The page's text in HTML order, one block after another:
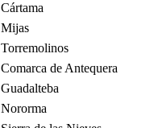
Cártama
Mijas
Torremolinos
Comarca de Antequera
Guadalteba
Nororma